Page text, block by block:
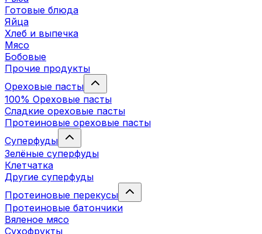
Готовые блюда
Яйца
Хлеб и выпечка
Мясо
Бобовые
Прочие продукты
Ореховые пасты
100% Ореховые пасты
Сладкие ореховые пасты
Протеиновые ореховые пасты
Суперфуды
Зелёные суперфуды
Клетчатка
Другие суперфуды
Протеиновые перекусы
Протеиновые батончики
Вяленое мясо
Сухофрукты